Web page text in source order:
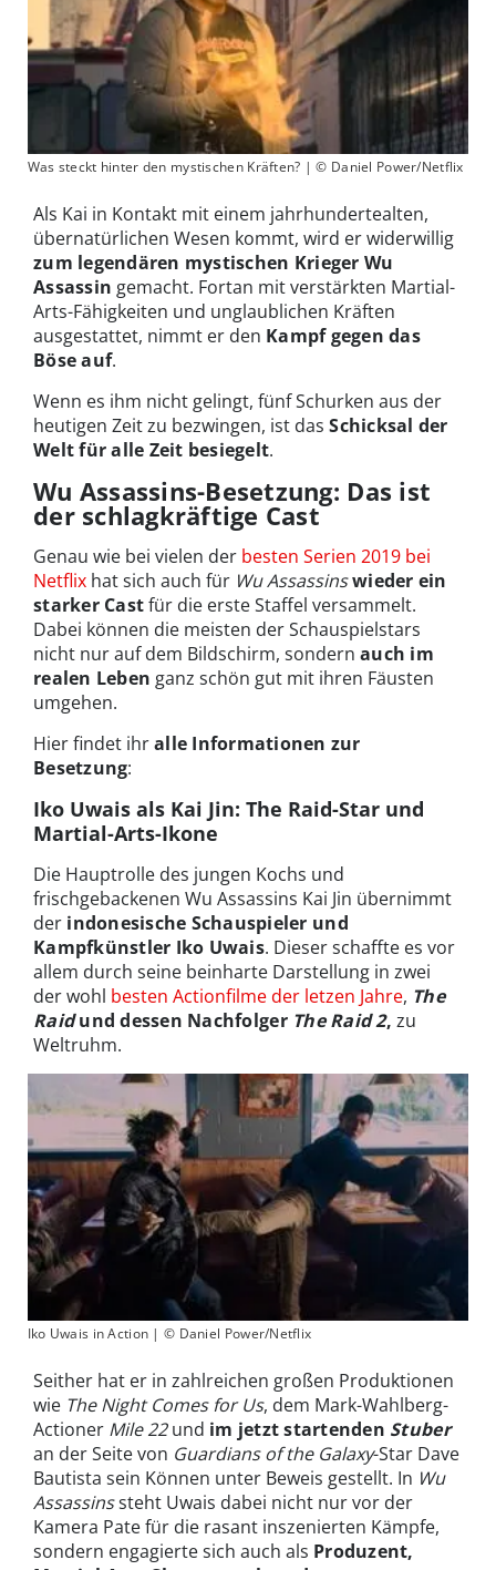
Was steckt hinter den mystischen Kräften? | © Daniel Power/Netflix
Als Kai in Kontakt mit einem jahrhundertealten,
übernatürlichen Wesen kommt, wird er widerwillig
zum legendären mystischen Krieger Wu
Assassin gemacht. Fortan mit verstärkten Martial-
Arts-Fähigkeiten und unglaublichen Kräften
ausgestattet, nimmt er den Kampf gegen das
Böse auf.
Wenn es ihm nicht gelingt, fünf Schurken aus der
heutigen Zeit zu bezwingen, ist das Schicksal der
Welt für alle Zeit besiegelt.
Wu Assassins-Besetzung: Das ist
der schlagkräftige Cast
Genau wie bei vielen der besten Serien 2019 bei
Netflix hat sich auch für Wu Assassinswieder ein
starker Castfür die erste Staffel versammelt.
Dabei können die meisten der Schauspielstars
nicht nur auf dem Bildschirm, sondern auch im
realen Leben ganz schön gut mit ihren Fäusten
umgehen.
Hier findet ihralle Informationen zur
Besetzung:
Iko Uwais als Kai Jin: The Raid-Star und
Martial-Arts-Ikone
Die Hauptrolle des jungen Kochs und
frischgebackenen Wu Assassins Kai Jin übernimmt
der indonesische Schauspieler und
Kampfkünstler Iko Uwais. Dieser schaffte es vor
allem durch seine beinharte Darstellung in zwei
der wohl besten Actionfilme der letzen Jahre, The
Raidund dessen Nachfolger The Raid 2, zu
Weltruhm.
Iko Uwais in Action | © Daniel Power/Netflix
Seither hat er in zahlreichen großen Produktionen
wie The Night Comes for Us, dem Mark-Wahlberg-
Actioner Mile 22und im jetzt startenden Stuber
an der Seite von Guardians of the Galaxy-Star Dave
Bautista sein Können unter Beweis gestellt. In Wu
Assassinssteht Uwais dabei nicht nur vor der
Kamera Pate für die rasant inszenierten Kämpfe,
sondern engagierte sich auch als Produzent,